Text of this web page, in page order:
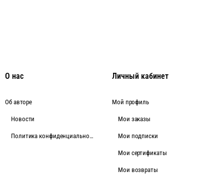
О нас
Об авторе
Новости
Политика конфиденциальности
Личный кабинет
Мой профиль
Мои заказы
Мои подписки
Мои сертификаты
Мои возвраты